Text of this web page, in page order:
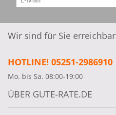
Wir sind für Sie erreichbar
HOTLINE! 05251-2986910
Mo. bis Sa. 08:00-19:00
ÜBER GUTE-RATE.DE